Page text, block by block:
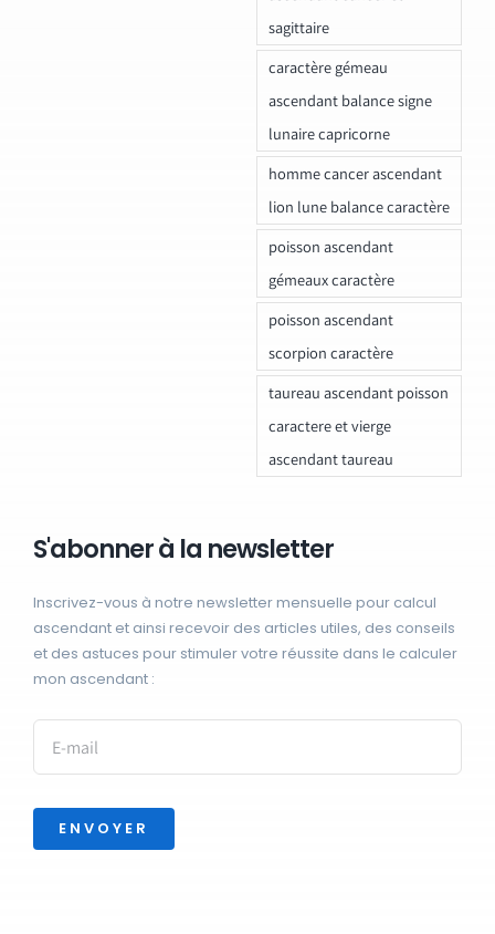
sagittaire
caractère gémeau
ascendant balance signe
lunaire capricorne
homme cancer ascendant
lion lune balance caractère
poisson ascendant
gémeaux caractère
poisson ascendant
scorpion caractère
taureau ascendant poisson
caractere et vierge
ascendant taureau
S'abonner à la newsletter
Inscrivez-vous à notre newsletter mensuelle pour calcul
ascendant et ainsi recevoir des articles utiles, des conseils
et des astuces pour stimuler votre réussite dans le calculer
mon ascendant :
ENVOYER